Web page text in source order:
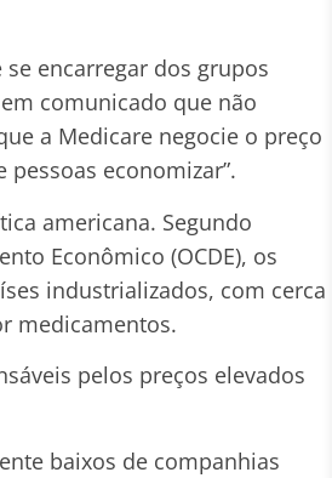
encarregar dos grupos
comunicado que não
a Medicare negocie o preço
economizar”.
americana. Segundo
Econômico (OCDE), os
industrializados, com cerca
medicamentos.
pelos preços elevados
baixos de companhias